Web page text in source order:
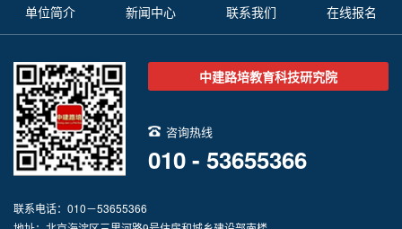
单位简介 新闻中心 联系我们 在线报名
中建路培教育科技研究院
咨询热线
010 - 53655366
联系电话：010－53655366